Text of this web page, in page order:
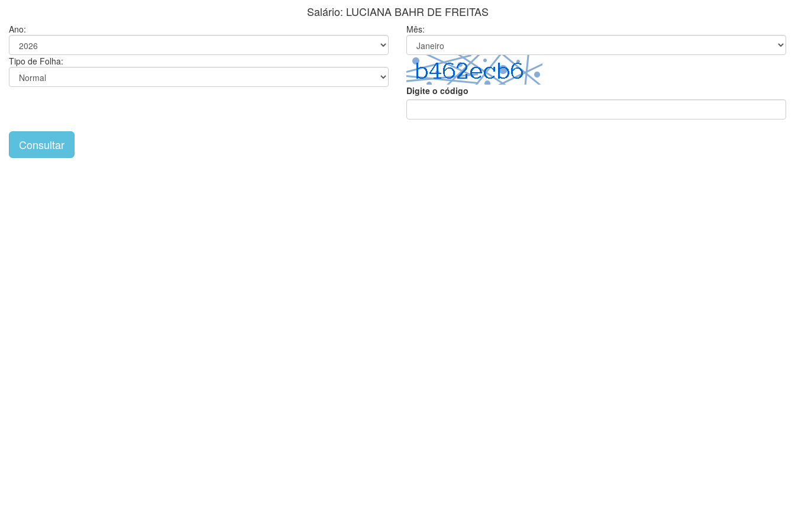
Salário: LUCIANA BAHR DE FREITAS
Ano: Mês:
Tipo de Folha:
Digite o código